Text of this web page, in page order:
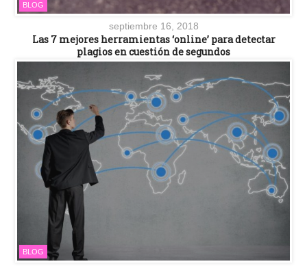
BLOG
septiembre 16, 2018
Las 7 mejores herramientas ‘online’ para detectar
plagios en cuestión de segundos
BLOG